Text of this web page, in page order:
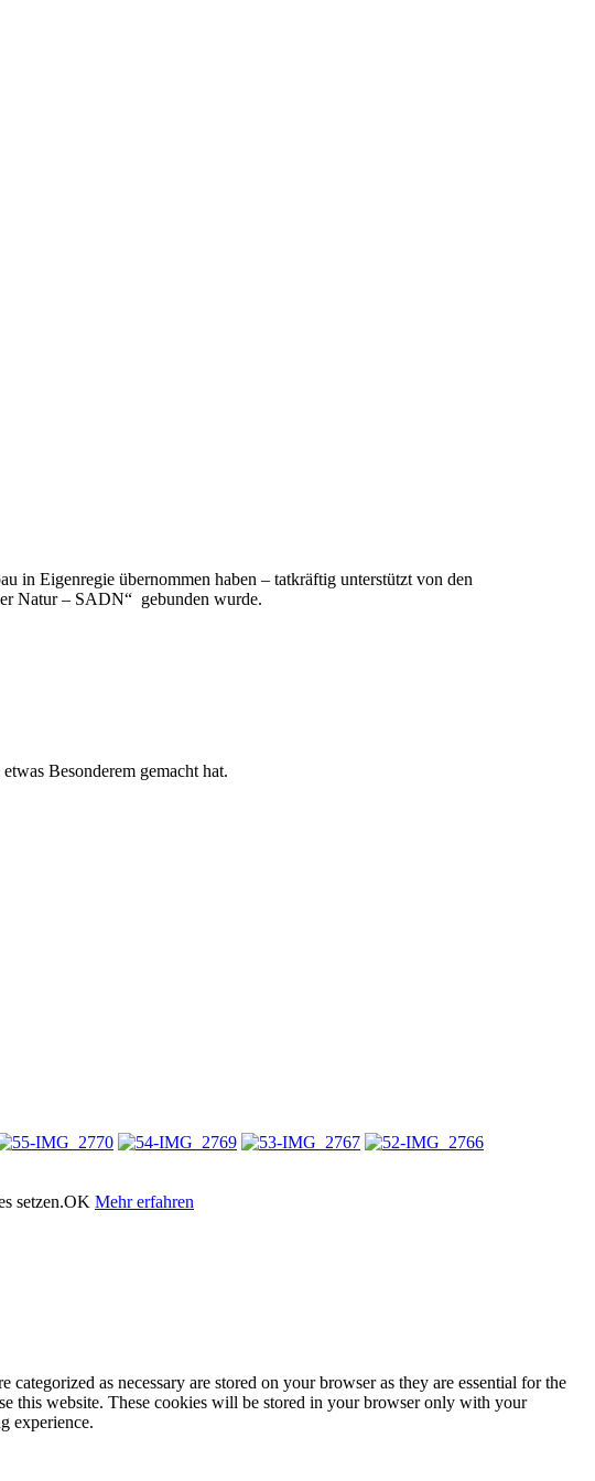
in Eigenregie übernommen haben – tatkräftig unterstützt von den
Natur – SADN“ gebunden wurde.
Besonderem gemacht hat.
setzen.OK Mehr erfahren
as necessary are stored on your browser as they are essential for the
this website. These cookies will be stored in your browser only with your
experience.